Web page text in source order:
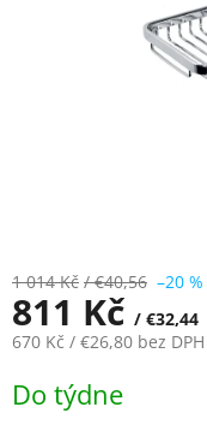
1 014 Kč / €40,56 –20 %
811 Kč / €32,44
670 Kč / €26,80 bez DPH
cena:
Do týdne